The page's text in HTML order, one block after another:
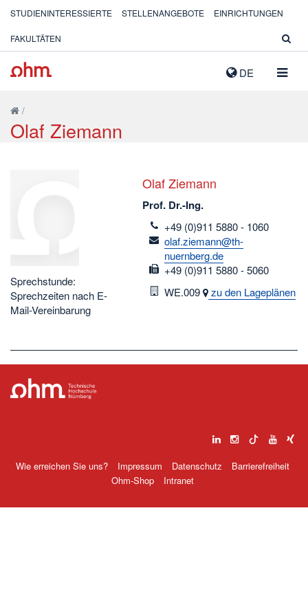
DE
STUDIENINTERESSIERTE STELLENANGEBOTE EINRICHTUNGEN
FAKULTÄTEN
/
Olaf Ziemann
Sprechstunde:
Sprechzeiten nach E-
Mail-Vereinbarung
Olaf Ziemann
Prof. Dr.-Ing.
telefon
+49 (0)911 5880 - 1060
email
olaf.ziemann@th-
nuernberg.de
fax
+49 (0)911 5880 - 5060
Raum
WE.009 zu den Lageplänen
Wie erreichen Sie uns? Impressum Datenschutz
Barrierefreiheit
Ohm-Shop
Intranet